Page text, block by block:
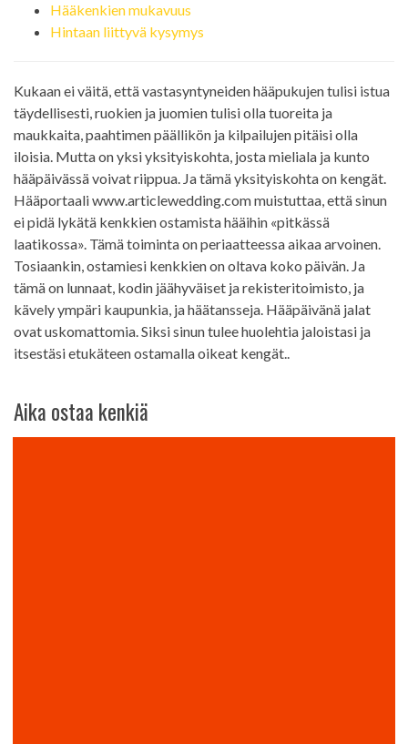
Hääkenkien mukavuus
Hintaan liittyvä kysymys
Kukaan ei väitä, että vastasyntyneiden hääpukujen tulisi istua
täydellisesti, ruokien ja juomien tulisi olla tuoreita ja
maukkaita, paahtimen päällikön ja kilpailujen pitäisi olla
iloisia. Mutta on yksi yksityiskohta, josta mieliala ja kunto
hääpäivässä voivat riippua. Ja tämä yksityiskohta on kengät.
Hääportaali www.articlewedding.com muistuttaa, että sinun
ei pidä lykätä kenkkien ostamista hääihin «pitkässä
laatikossa». Tämä toiminta on periaatteessa aikaa arvoinen.
Tosiaankin, ostamiesi kenkkien on oltava koko päivän. Ja
tämä on lunnaat, kodin jäähyväiset ja rekisteritoimisto, ja
kävely ympäri kaupunkia, ja häätansseja. Hääpäivänä jalat
ovat uskomattomia. Siksi sinun tulee huolehtia jaloistasi ja
itsestäsi etukäteen ostamalla oikeat kengät..
Aika ostaa kenkiä